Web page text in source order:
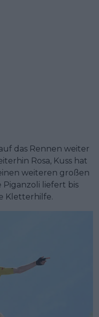
das Rennen weiter
Rosa, Kuss hat
weiteren großen
liefert bis
Kletterhilfe.